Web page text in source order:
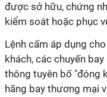
được sở hữu, chứng
kiểm soát hoặc phục
Lệnh cấm áp dụng
khách, các chuyến
thông tuyên bố "đóng
hãng bay thương mại